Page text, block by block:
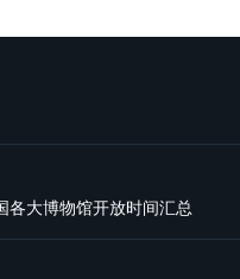
各大博物馆开放时间汇总